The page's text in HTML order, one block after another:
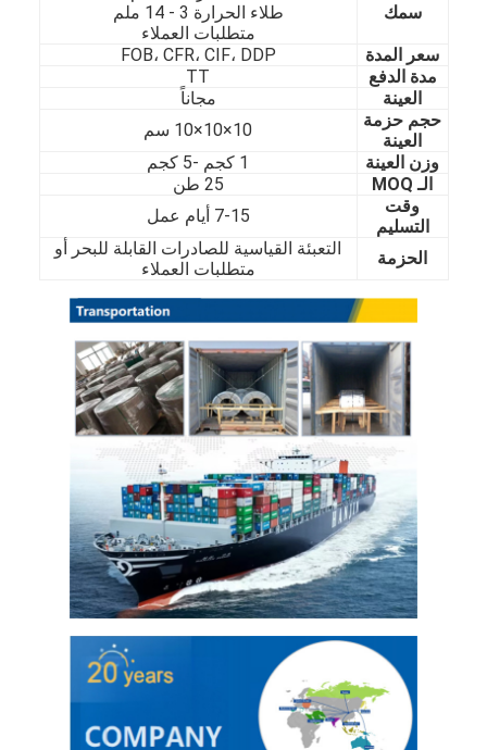
حولنا
جولة في المصنع
مراقبة الجودة
اتصل بنا
أخبار
صفائح الفولاذ المقاوم للصدأ المدرفلة على البارد
لفائف الفولاذ المقاوم للصدأ المدرفلة على البارد
ورقة الفولاذ المقاوم للصدأ المدرفلة على الساخن
لفائف الفولاذ المقاوم للصدأ المدرفلة على الساخن
304 ورقة الفولاذ المقاوم للصدأ
304 أنبوب من الفولاذ المقاوم للصدأ
316L ورق الفولاذ المقاوم للصدأ
2205 لوحة من الفولاذ المقاوم للصدأ
صفيحة الفولاذ المقاوم للصدأ الملمع
سمك
طلاء الحرارة 3 - 14 ملم
متطلبات العملاء
سعر المدة
FOB، CFR، CIF، DDP
مدة الدفع
TT
العينة
مجاناً
حجم حزمة
العينة
10×10×10 سم
وزن العينة
1 كجم -5 كجم
الـ MOQ
25 طن
وقت
التسليم
7-15 أيام عمل
الحزمة
التعبئة القياسية للصادرات القابلة للبحر أو
متطلبات العملاء